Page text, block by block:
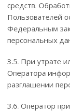
средств.
Пользователей
Федеральным
персональных
3.5. При утрате
Оператора
разглашении
3.6. Оператор